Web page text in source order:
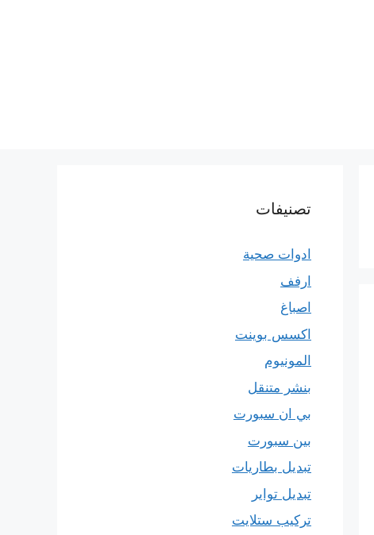
تصنيفات
ادوات صحية
ارفف
اصباغ
اكسس بوينت
المونيوم
بنشر متنقل
بي ان سبورت
بين سبورت
تبديل بطاريات
تبديل تواير
تركيب ستلايت